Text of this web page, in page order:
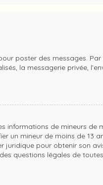
poster des messages. Par
la messagerie privée,
informations de mineurs de
un mineur de moins de 13
juridique pour obtenir son
questions légales de